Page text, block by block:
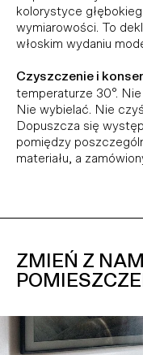
kolorystyce
wymiarowości. To
włoskim wydaniu
Czyszczenie i
temperaturze 30°.
Nie wybielać. Nie
Dopuszcza się
pomiędzy
materiału, a
ZMIEŃ Z